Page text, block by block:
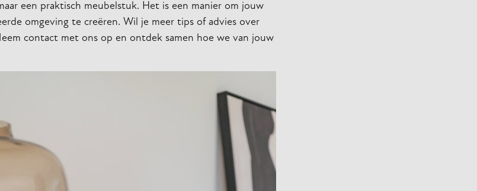
een praktisch meubelstuk. Het is een manier om jouw
omgeving te creëren. Wil je meer tips of advies over
contact met ons op en ontdek samen hoe we van jouw